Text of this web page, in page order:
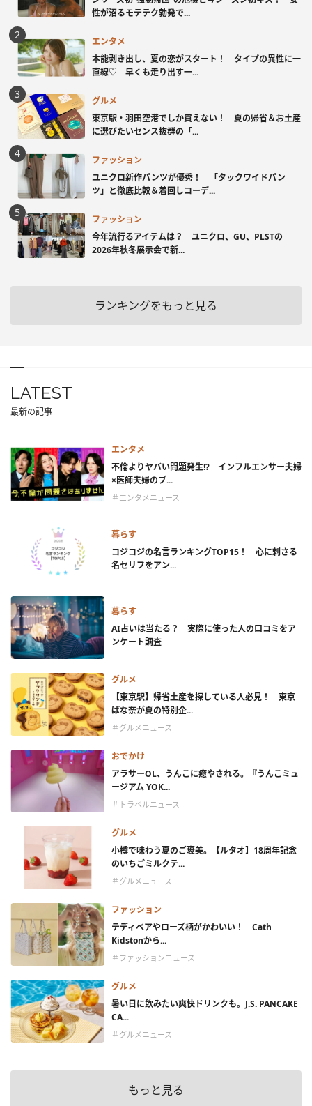
性が沼るモテテク勃発で...
エンタメ
本能剥き出し、夏の恋がスタート！ タイプの異性に一
直線♡ 早くも走り出す一...
グルメ
東京駅・羽田空港でしか買えない！ 夏の帰省＆お土産
に選びたいセンス抜群の「...
ファッション
ユニクロ新作パンツが優秀！ 「タックワイドパン
ツ」と徹底比較＆着回しコーデ...
ファッション
今年流行るアイテムは？ ユニクロ、GU、PLSTの
2026年秋冬展示会で新...
ランキングをもっと見る
LATEST
最新の記事
エンタメ
不倫よりヤバい問題発生!? インフルエンサー夫婦
×医師夫婦のブ...
＃エンタメニュース
暮らす
コジコジの名言ランキングTOP15！ 心に刺さる
名セリフをアン...
暮らす
AI占いは当たる？ 実際に使った人の口コミをア
ンケート調査
グルメ
【東京駅】帰省土産を探している人必見！ 東京
ばな奈が夏の特別企...
＃グルメニュース
おでかけ
アラサーOL、うんこに癒やされる。『うんこミュ
ージアム YOK...
＃トラベルニュース
グルメ
小樽で味わう夏のご褒美。【ルタオ】18周年記念
のいちごミルクテ...
＃グルメニュース
ファッション
テディベアやローズ柄がかわいい！ Cath
Kidstonから...
＃ファッションニュース
グルメ
暑い日に飲みたい爽快ドリンクも。J.S. PANCAKE
CA...
＃グルメニュース
もっと見る